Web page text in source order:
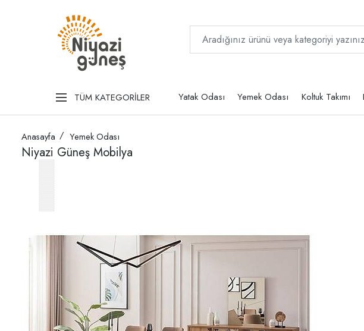
TÜM KATEGORİLER Yatak Odası Yemek Odası Koltuk Takımı
Anasayfa Yemek Odası
Niyazi Güneş Mobilya